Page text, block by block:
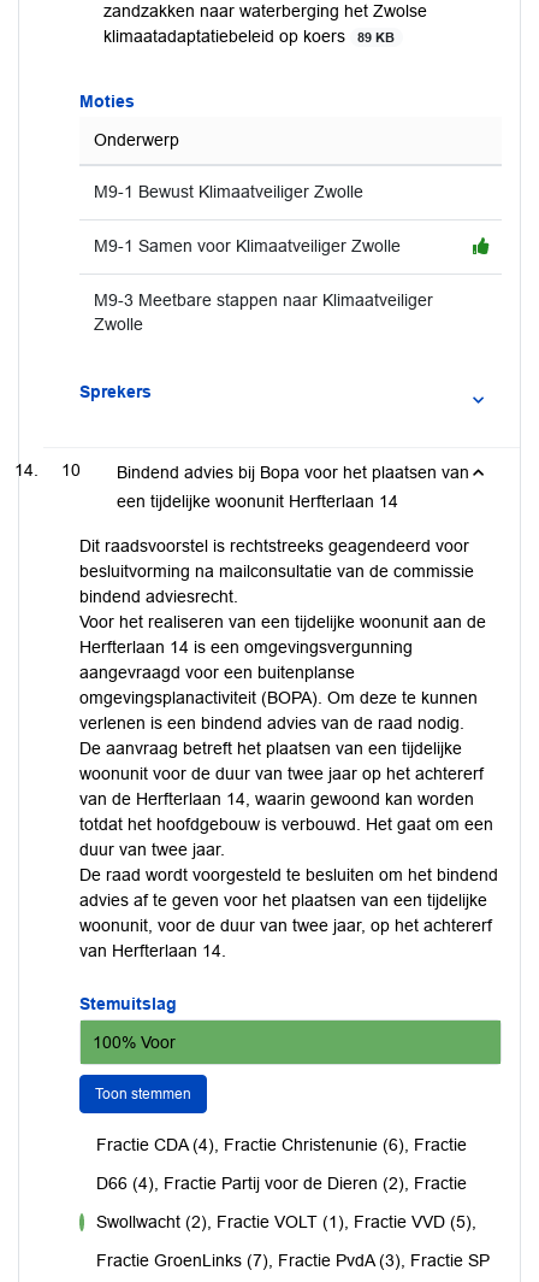
zandzakken naar waterberging het Zwolse
klimaatadaptatiebeleid op koers
89 KB
Moties
Onderwerp
M9-1 Bewust Klimaatveiliger Zwolle
M9-1 Samen voor Klimaatveiliger Zwolle
M9-3 Meetbare stappen naar Klimaatveiliger
Zwolle
Sprekers
10
Bindend advies bij Bopa voor het plaatsen van
een tijdelijke woonunit Herfterlaan 14
Dit raadsvoorstel is rechtstreeks geagendeerd voor
besluitvorming na mailconsultatie van de commissie
bindend adviesrecht.
Voor het realiseren van een tijdelijke woonunit aan de
Herfterlaan 14 is een omgevingsvergunning
aangevraagd voor een buitenplanse
omgevingsplanactiviteit (BOPA). Om deze te kunnen
verlenen is een bindend advies van de raad nodig.
De aanvraag betreft het plaatsen van een tijdelijke
woonunit voor de duur van twee jaar op het achtererf
van de Herfterlaan 14, waarin gewoond kan worden
totdat het hoofdgebouw is verbouwd. Het gaat om een
duur van twee jaar.
De raad wordt voorgesteld te besluiten om het bindend
advies af te geven voor het plaatsen van een tijdelijke
woonunit, voor de duur van twee jaar, op het achtererf
van Herfterlaan 14.
Stemuitslag
100% Voor
Toon stemmen
Fractie CDA (4), Fractie Christenunie (6), Fractie
D66 (4), Fractie Partij voor de Dieren (2), Fractie
Swollwacht (2), Fractie VOLT (1), Fractie VVD (5),
Fractie GroenLinks (7), Fractie PvdA (3), Fractie SP